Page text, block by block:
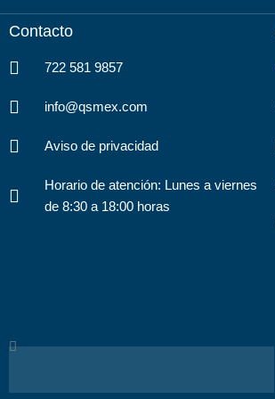
Contacto
722 581 9857
info@qsmex.com
Aviso de privacidad
Horario de atención: Lunes a viernes
de 8:30 a 18:00 horas
Search